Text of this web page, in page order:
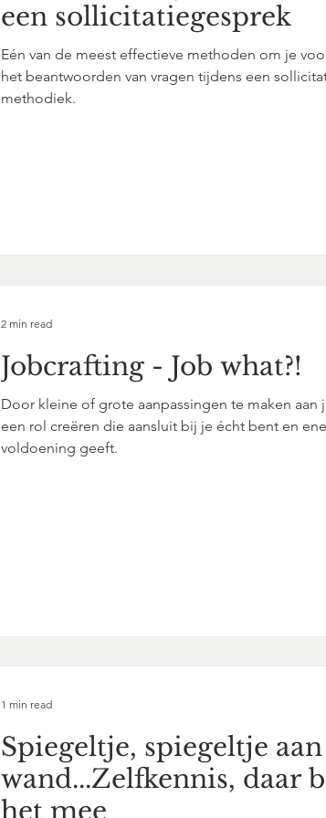
een sollicitatiegesprek
Eén van de meest effectieve methoden om je
het beantwoorden van vragen tijdens een
methodiek.
Jobcrafting - Job what?!
Door kleine of grote aanpassingen te maken aan
een rol creëren die aansluit bij je écht bent en
voldoening geeft.
2 min read
Spiegeltje, spiegeltje
wand...Zelfkennis, daar
het mee
1 min read